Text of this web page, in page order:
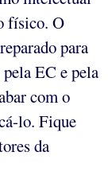
físico. O
para
EC e pela
com o
lo. Fique
da